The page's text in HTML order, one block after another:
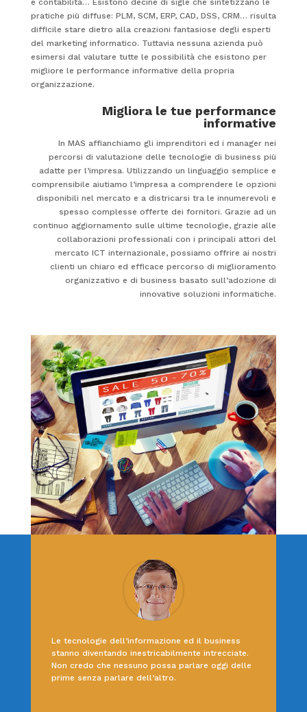
pratiche più diffuse: PLM, SCM, ERP, CAD, DSS, CRM… risulta
difficile stare dietro alla creazioni fantasiose degli esperti
del marketing informatico. Tuttavia nessuna azienda può
esimersi dal valutare tutte le possibilità che esistono per
migliore le performance informative della propria
organizzazione.
Migliora le tue performance
informative
In MAS affianchiamo gli imprenditori ed i manager nei
percorsi di valutazione delle tecnologie di business più
adatte per l’impresa. Utilizzando un linguaggio semplice e
comprensibile aiutiamo l’impresa a comprendere le opzioni
disponibili nel mercato e a districarsi tra le innumerevoli e
spesso complesse offerte dei fornitori. Grazie ad un
continuo aggiornamento sulle ultime tecnologie, grazie alle
collaborazioni professionali con i principali attori del
mercato ICT internazionale, possiamo offrire ai nostri
clienti un chiaro ed efficace percorso di miglioramento
organizzativo e di business basato sull’adozione di
innovative soluzioni informatiche.
Le tecnologie dell’informazione ed il business
stanno diventando inestricabilmente intrecciate.
Non credo che nessuno possa parlare oggi delle
prime senza parlare dell’altro.